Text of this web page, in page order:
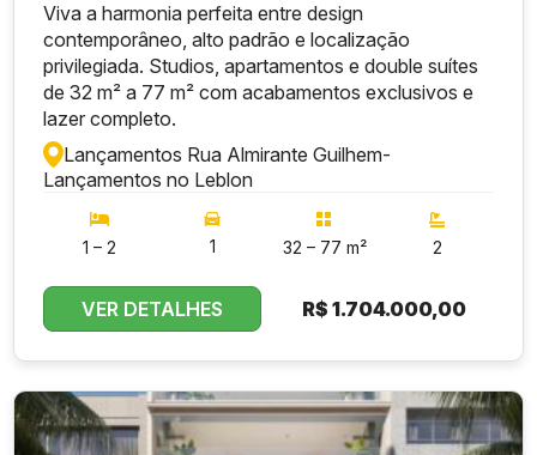
Viva a harmonia perfeita entre design
contemporâneo, alto padrão e localização
privilegiada. Studios, apartamentos e double suítes
de 32 m² a 77 m² com acabamentos exclusivos e
lazer completo.
Lançamentos Rua Almirante Guilhem-
Lançamentos no Leblon
1 – 2 1 32 – 77 m² 2
VER DETALHES R$1.704.000,00